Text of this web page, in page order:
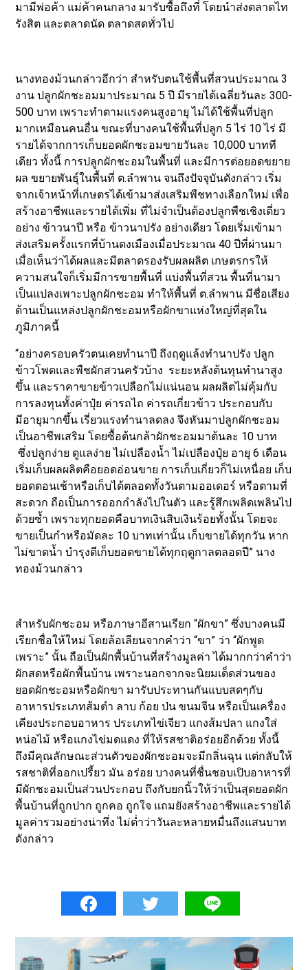
มามีพ่อค้า แม่ค้าคนกลาง มารับซื้อถึงที่ โดยนำส่งตลาดไท
รังสิต และตลาดนัด ตลาดสดทั่วไป
นางทองม้วนกล่าวอีกว่า สำหรับตนใช้พื้นที่สวนประมาณ 3
งาน ปลูกผักชะอมมาประมาณ 5 ปี มีรายได้เฉลี่ยวันละ 300-
500 บาท เพราะทำตามแรงคนสูงอายุ ไม่ได้ใช้พื้นที่ปลูก
มากเหมือนคนอื่น ขณะที่บางคนใช้พื้นที่ปลูก 5 ไร่ 10 ไร่ มี
รายได้จากการเก็บยอดผักชะอมขายวันละ 10,000 บาทที
เดียว ทั้งนี้ การปลูกผักชะอมในพื้นที่ และมีการต่อยอดขยาย
ผล ขยายพันธุ์ในพื้นที่ ต.ลำพาน จนถึงปัจจุบันดังกล่าว เริ่ม
จากเจ้าหน้าที่เกษตรได้เข้ามาส่งเสริมพืชทางเลือกใหม่ เพื่อ
สร้างอาชีพและรายได้เพิ่ม ที่ไม่จำเป็นต้องปลูกพืชเชิงเดี่ยว
อย่าง ข้าวนาปี หรือ ข้าวนาปรัง อย่างเดียว โดยเริ่มเข้ามา
ส่งเสริมครั้งแรกที่บ้านดงเมืองเมื่อประมาณ 40 ปีที่ผ่านมา
เมื่อเห็นว่าได้ผลและมีตลาดรองรับผลผลิต เกษตรกรให้
ความสนใจก็เริ่มมีการขายพื้นที่ แบ่งพื้นที่สวน พื้นที่นามา
เป็นแปลงเพาะปลูกผักชะอม ทำให้พื้นที่ ต.ลำพาน มีชื่อเสียง
ด้านเป็นแหล่งปลูกผักชะอมหรือผักขาแห่งใหญ่ที่สุดใน
ภูมิภาคนี้
“อย่างครอบครัวตนเคยทำนาปี ถึงฤดูแล้งทำนาปรัง ปลูก
ข้าวโพดและพืชผักสวนครัวบ้าง ระยะหลังต้นทุนทำนาสูง
ขึ้น และราคาขายข้าวเปลือกไม่แน่นอน ผลผลิตไม่คุ้มกับ
การลงทุนทั้งค่าปุ๋ย ค่ารถไถ ค่ารถเกี่ยวข้าว ประกอบกับ
มีอายุมากขึ้น เรี่ยวแรงทำนาลดลง จึงหันมาปลูกผักชะอม
เป็นอาชีพเสริม โดยซื้อต้นกล้าผักชะอมมาต้นละ 10 บาท
ซึ่งปลูกง่าย ดูแลง่าย ไม่เปลืองน้ำ ไม่เปลืองปุ๋ย อายุ 6 เดือน
เริ่มเก็บผลผลิตคือยอดอ่อนขาย การเก็บเกี่ยวก็ไม่เหนื่อย เก็บ
ยอดตอนเช้าหรือเก็บได้ตลอดทั้งวันตามออเดอร์ หรือตามที่
สะดวก ถือเป็นการออกกำลังไปในตัว และรู้สึกเพลิดเพลินไป
ด้วยซ้ำ เพราะทุกยอดคือบาทเงินสิบเงินร้อยทั้งนั้น โดยจะ
ขายเป็นกำหรือมัดละ 10 บาทเท่านั้น เก็บขายได้ทุกวัน หาก
ไม่ขาดน้ำ บำรุงดีเก็บยอดขายได้ทุกฤดูกาลตลอดปี” นาง
ทองม้วนกล่าว
สำหรับผักชะอม หรือภาษาอีสานเรียก “ผักขา” ซึ่งบางคนมี
เรียกชื่อให้ใหม่ โดยล้อเลียนจากคำว่า “ขา” ว่า “ผักพูด
เพราะ” นั้น ถือเป็นผักพื้นบ้านที่สร้างมูลค่า ได้มากกว่าคำว่า
ผักสดหรือผักพื้นบ้าน เพราะนอกจากจะนิยมเด็ดส่วนของ
ยอดผักชะอมหรือผักขา มารับประทานกันแบบสดๆกับ
อาหารประเภทส้มตำ ลาบ ก้อย ป่น ขนมจีน หรือเป็นเครื่อง
เคียงประกอบอาหาร ประเภทไข่เจียว แกงส้มปลา แกงใส่
หน่อไม้ หรือแกงไข่มดแดง ที่ให้รสชาติอร่อยอีกด้วย ทั้งนี้
ถึงมีคุณลักษณะส่วนตัวของผักชะอมจะมีกลิ่นฉุน แต่กลับให้
รสชาติที่ออกเปรี้ยว มัน อร่อย บางคนที่ชื่นชอบเปิบอาหารที่
มีผักชะอมเป็นส่วนประกอบ ถึงกับยกนิ้วให้ว่าเป็นสุดยอดผัก
พื้นบ้านที่ถูกปาก ถูกคอ ถูกใจ แถมยังสร้างอาชีพและรายได้
มูลค่ารวมอย่างน่าทึ่ง ไม่ต่ำว่าวันละหลายหมื่นถึงแสนบาท
ดังกล่าว